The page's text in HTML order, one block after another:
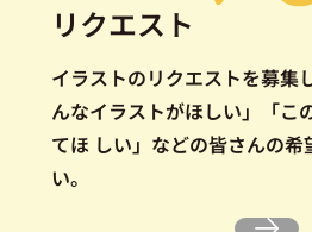
リクエスト
イラストのリクエストを募集
んなイラストがほしい」「こ
てほ しい」などの皆さんの希
い。